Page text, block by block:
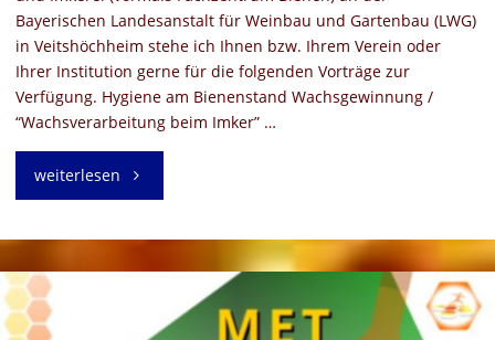
Bayerischen Landesanstalt für Weinbau und Gartenbau (LWG)
in Veitshöchheim stehe ich Ihnen bzw. Ihrem Verein oder
Ihrer Institution gerne für die folgenden Vorträge zur
Verfügung. Hygiene am Bienenstand Wachsgewinnung /
“Wachsverarbeitung beim Imker” …
weiterlesen"Vorträge
Bienenfachwartin
Danielle